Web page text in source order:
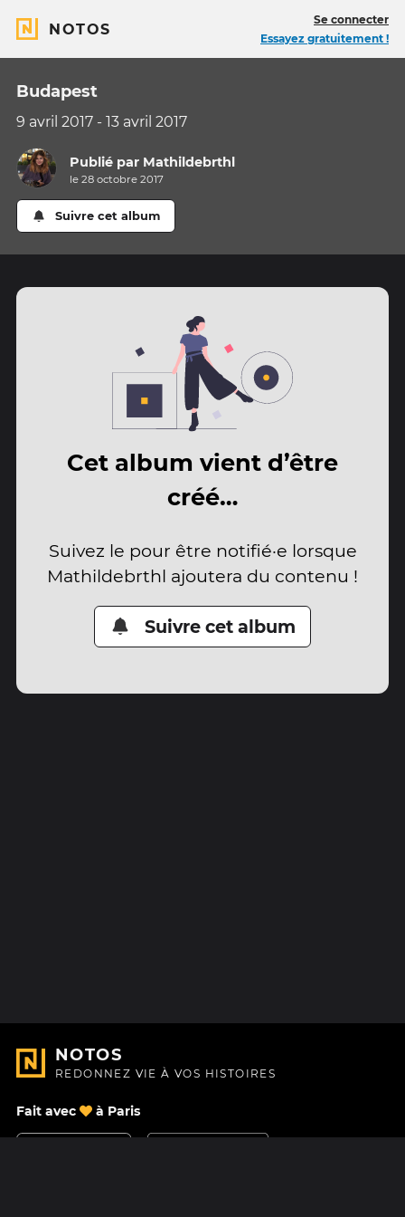
NOTOS
Se connecter
Essayez gratuitement !
Budapest
9 avril 2017 - 13 avril 2017
Publié par Mathildebrthl
le 28 octobre 2017
Suivre cet album
Cet album vient d’être
créé…
Suivez le pour être notifié·e lorsque
Mathildebrthl ajoutera du contenu !
Suivre cet album
NOTOS
REDONNEZ VIE À VOS HISTOIRES
Fait avec à Paris